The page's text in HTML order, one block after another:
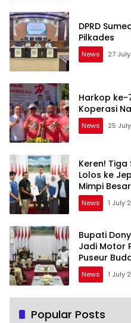
DPRD
Pilkades
News 27
Harkop ke-
Koperasi
News 25
Keren! Tiga
Lolos ke
Mimpi
News 1 July
Bupati
Jadi Motor
Puseur
News 1 July
Popular Posts